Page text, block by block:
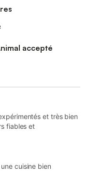
accepté
et très bien
fiables et
cuisine bien